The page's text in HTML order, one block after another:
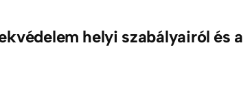
helyi szabályairól és a